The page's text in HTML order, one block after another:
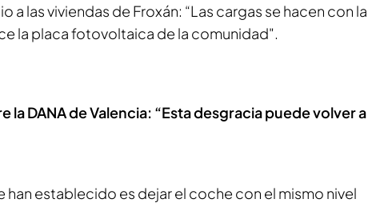
a las viviendas de Froxán: “Las cargas se hacen con la
la placa fotovoltaica de la comunidad".
la DANA de Valencia: “Esta desgracia puede volver a
han establecido es dejar el coche con el mismo nivel